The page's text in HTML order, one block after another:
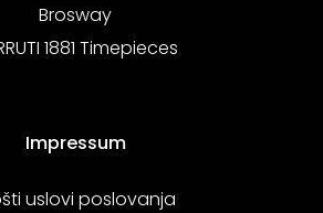
Brosway
1881 Timepieces
Impressum
uslovi poslovanja